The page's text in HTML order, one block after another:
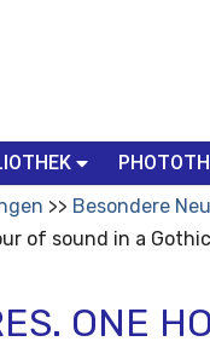
Besondere
of sound in a
ONE